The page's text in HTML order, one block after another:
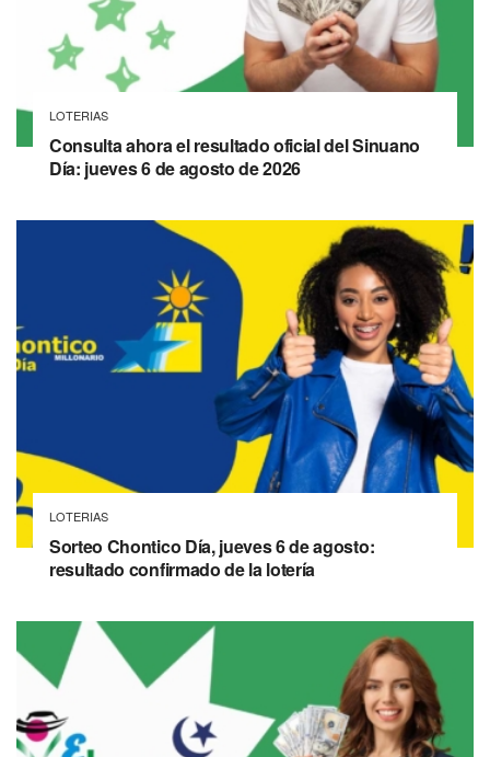
LOTERIAS
Consulta ahora el resultado oficial del Sinuano
Día: jueves 6 de agosto de 2026
LOTERIAS
Sorteo Chontico Día, jueves 6 de agosto:
resultado confirmado de la lotería